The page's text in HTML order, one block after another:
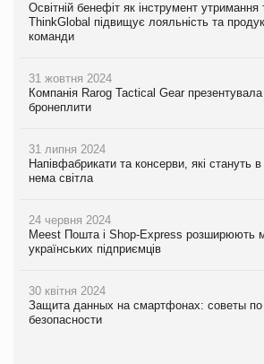
Освітній бенефіт як інструмент утримання
ThinkGlobal підвищує лояльність та
команди
31 жовтня 2024
Компанія Rarog Tactical Gear презентувала
бронеплити
31 липня 2024
Напівфабрикати та консерви, які стануть
нема світла
24 червня 2024
Meest Пошта і Shop-Express розширюють
українських підприємців
30 квітня 2024
Защита данных на смартфонах: советы
безопасности